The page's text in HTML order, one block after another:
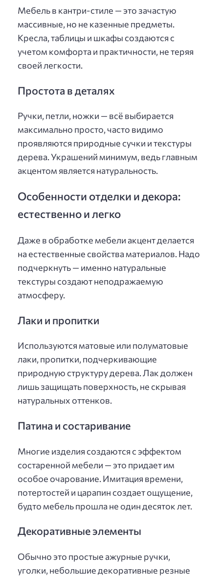
Мебель в кантри-стиле — это зачастую
массивные, но не казенные предметы.
Кресла, таблицы и шкафы создаются с
учетом комфорта и практичности, не теряя
своей легкости.
Простота в деталях
Ручки, петли, ножки — всё выбирается
максимально просто, часто видимо
проявляются природные сучки и текстуры
дерева. Украшений минимум, ведь главным
акцентом является натуральность.
Особенности отделки и декора:
естественно и легко
Даже в обработке мебели акцент делается
на естественные свойства материалов. Надо
подчеркнуть — именно натуральные
текстуры создают неподражаемую
атмосферу.
Лаки и пропитки
Используются матовые или полуматовые
лаки, пропитки, подчеркивающие
природную структуру дерева. Лак должен
лишь защищать поверхность, не скрывая
натуральных оттенков.
Патина и состаривание
Многие изделия создаются с эффектом
состаренной мебели — это придает им
особое очарование. Имитация времени,
потертостей и царапин создает ощущение,
будто мебель прошла не один десяток лет.
Декоративные элементы
Обычно это простые ажурные ручки,
уголки, небольшие декоративные резные